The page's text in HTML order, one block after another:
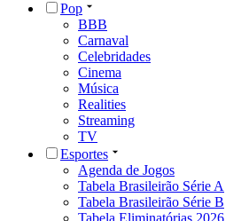
Pop
BBB
Carnaval
Celebridades
Cinema
Música
Realities
Streaming
TV
Esportes
Agenda de Jogos
Tabela Brasileirão Série A
Tabela Brasileirão Série B